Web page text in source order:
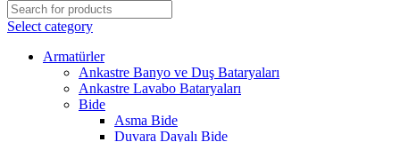
Select category
Armatürler
Ankastre Banyo ve Duş Bataryaları
Ankastre Lavabo Bataryaları
Bide
Asma Bide
Duvara Dayalı Bide